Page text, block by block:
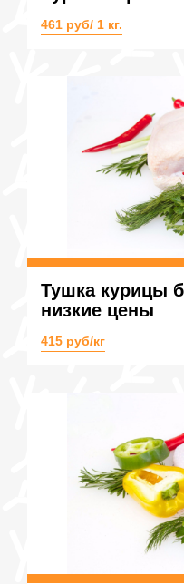
461 руб/ 1 кг.
Тушка курицы
низкие цены
415 руб/кг